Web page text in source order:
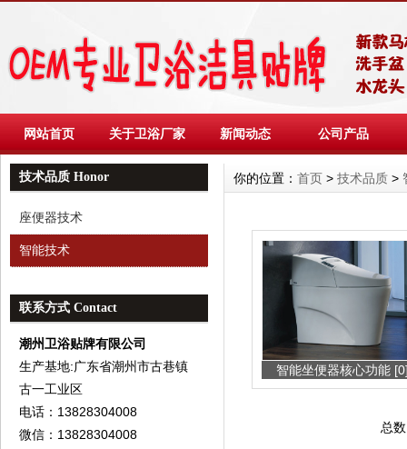
网站首页 关于卫浴厂家 新闻动态 公司产品
技术品质 Honor
座便器技术
智能技术
联系方式 Contact
潮州卫浴贴牌有限公司
生产基地:广东省潮州市古巷镇
古一工业区
电话：13828304008
微信：13828304008
你的位置： 首页 > 技术品质 >
智能坐便器核心功能
总